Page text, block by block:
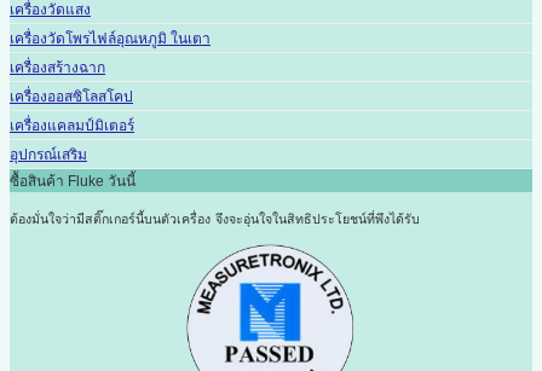
เครื่องวัดแสง
เครื่องวัดโพรไฟล์อุณหภูมิ ในเตา
เครื่องสร้างฉาก
เครื่องออสซิโลสโคป
เครื่องแคลมป์มิเตอร์
อุปกรณ์เสริม
ซื้อสินค้า Fluke วันนี้
ต้องมั่นใจว่ามีสติ๊กเกอร์นี้บนตัวเครื่อง จึงจะอุ่นใจในสิทธิประโยชน์ที่พึงได้รับ